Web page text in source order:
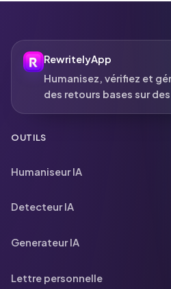
RewritelyApp
Humanisez, vérifiez et
des retours bases sur
OUTILS
Humaniseur IA
Detecteur IA
Generateur IA
Lettre personnelle